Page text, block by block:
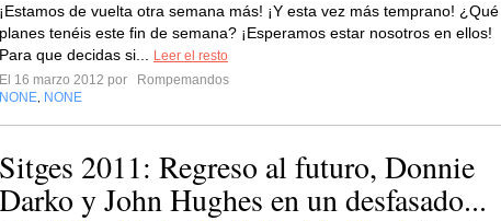
¡Estamos de vuelta otra semana más! ¡Y esta vez más temprano! ¿Qué
planes tenéis este fin de semana? ¡Esperamos estar nosotros en ellos!
Para que decidas si...
Leer el resto
El 16 marzo 2012 por
Rompemandos
NONE NONE
Sitges 2011: Regreso al futuro, Donnie
Darko y John Hughes en un desfasado...